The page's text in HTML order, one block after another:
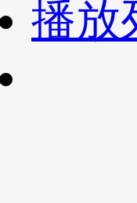
CCTV.节目官网
播放